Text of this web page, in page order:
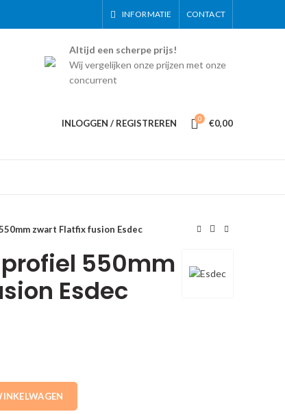
INFORMATIE CONTACT
Altijd een scherpe prijs!
Wij vergelijken onze prijzen met onze
concurrent
INLOGGEN / REGISTREREN 0 €0,00
zwart Flatfix fusion Esdec
550mm
Esdec
fusion Esdec aantal